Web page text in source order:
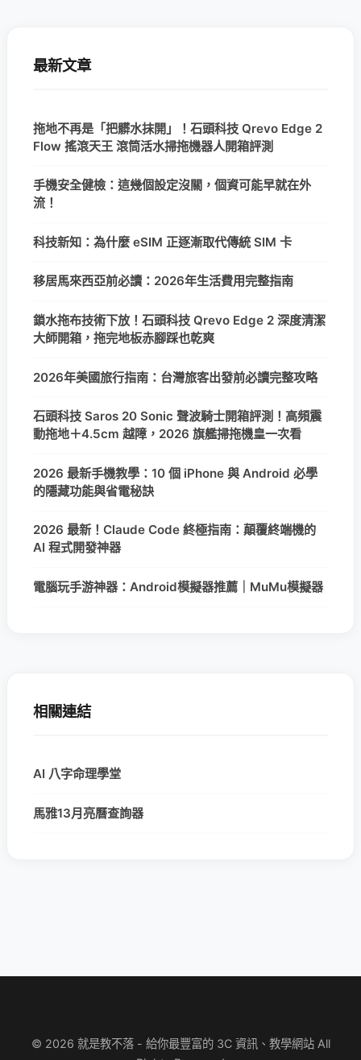
最新文章
拖地不再是「把髒水抹開」！石頭科技 Qrevo Edge 2
Flow 搖滾天王 滾筒活水掃拖機器人開箱評測
手機安全健檢：這幾個設定沒關，個資可能早就在外
流！
科技新知：為什麼 eSIM 正逐漸取代傳統 SIM 卡
移居馬來西亞前必讀：2026年生活費用完整指南
鎖水拖布技術下放！石頭科技 Qrevo Edge 2 深度清潔
大師開箱，拖完地板赤腳踩也乾爽
2026年美國旅行指南：台灣旅客出發前必讀完整攻略
石頭科技 Saros 20 Sonic 聲波騎士開箱評測！高頻震
動拖地＋4.5cm 越障，2026 旗艦掃拖機皇一次看
2026 最新手機教學：10 個 iPhone 與 Android 必學
的隱藏功能與省電秘訣
2026 最新！Claude Code 終極指南：顛覆終端機的
AI 程式開發神器
電腦玩手游神器：Android模擬器推薦｜MuMu模擬器
相關連結
AI 八字命理學堂
馬雅13月亮曆查詢器
© 2026 就是教不落 - 給你最豐富的 3C 資訊、教學網站 All